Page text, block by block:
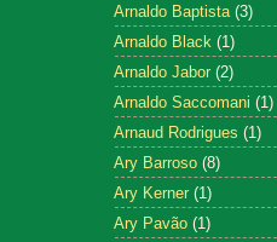
Arnaldo Baptista (3)
Arnaldo Black (1)
Arnaldo Jabor (2)
Arnaldo Saccomani (1)
Arnaud Rodrigues (1)
Ary Barroso (8)
Ary Kerner (1)
Ary Pavão (1)